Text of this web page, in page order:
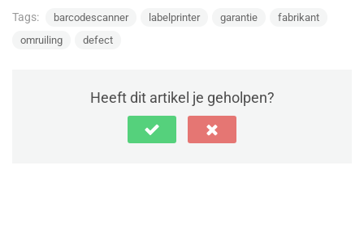
Tags: barcodescanner labelprinter garantie
fabrikant
omruiling
defect
Heeft dit artikel je geholpen?